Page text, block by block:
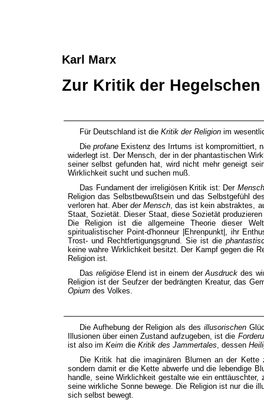
Karl Marx
Zur Kritik der
Für Deutschland ist die Kritik der Religion im
Dieprofane Existenz des Irrtums ist kompromittiert,
widerlegt ist. Der Mensch, der in der phantastischen
seiner selbst gefunden hat, wird nicht mehr geneigt
Wirklichkeit sucht und suchen muß.
Das Fundament der irreligiösen Kritik ist: Der
Religion das Selbstbewußtsein und das Selbstgefühl
verloren hat. Aberder Mensch, das ist kein abstraktes,
Staat, Sozietät. Dieser Staat, diese Sozietät
Die Religion ist die allgemeine Theorie dieser
spiritualistischer Point-d'honneur |Ehrenpunkt|, ihr
Trost- und Rechtfertigungsgrund. Sie ist die
keine wahre Wirklichkeit besitzt. Der Kampf gegen die
Religion ist.
Das religiöseElend ist in einem derAusdruck des
Religion ist der Seufzer der bedrängten Kreatur, das
Opium des Volkes.
Die Aufhebung der Religion als des illusorischen
Illusionen über einen Zustand aufzugeben, ist die
ist also im Keim die Kritik des Jammertales, dessen
Die Kritik hat die imaginären Blumen an der
sondern damit er die Kette abwerfe und die lebendige
handle, seine Wirklichkeit gestalte wie ein
seine wirkliche Sonne bewege. Die Religion ist nur die
sich selbst bewegt.